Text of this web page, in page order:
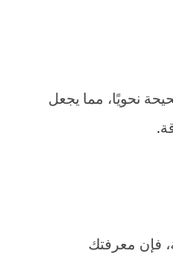
نحويًا، مما يجعل
فإن معرفتك